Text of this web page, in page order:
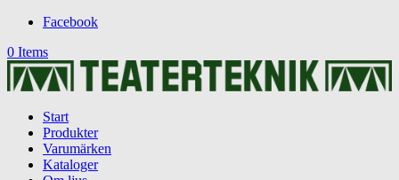
Facebook
0 Items
Start
Produkter
Varumärken
Kataloger